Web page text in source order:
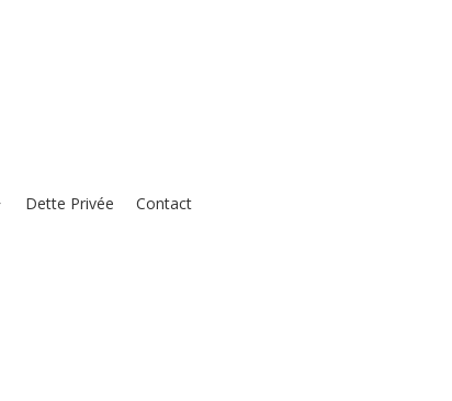
Dette Privée Contact